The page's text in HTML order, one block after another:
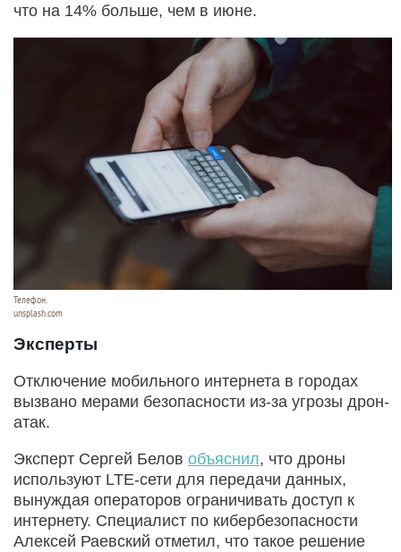
что на 14% больше, чем в июне.
Телефон.
unsplash.com
Эксперты
Отключение мобильного интернета в городах
вызвано мерами безопасности из-за угрозы дрон-
атак.
Эксперт Сергей Белов объяснил, что дроны
используют LTE-сети для передачи данных,
вынуждая операторов ограничивать доступ к
интернету. Специалист по кибербезопасности
Алексей Раевский отметил, что такое решение